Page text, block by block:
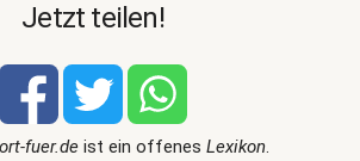
Jetzt teilen!
fuer.deist ein offenes Lexikon.